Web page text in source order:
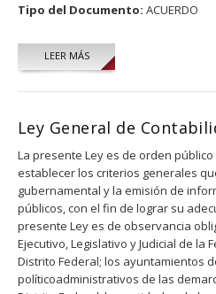
Tipo del Documento: ACUERDO
LEER MÁS
Ley General de
La presente Ley es de orden
establecer los criterios generales
gubernamental y la emisión de
públicos, con el fin de lograr su
presente Ley es de observancia
Ejecutivo, Legislativo y Judicial de la
Distrito Federal; los ayuntamientos
políticoadministrativos de las